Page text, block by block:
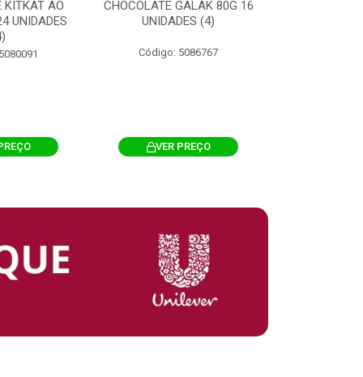
KITKAT AO
UNIDADES
CHOCOLATE GALAK 80G 16
UNIDADES (4)
Código: 5086767
VER PREÇO